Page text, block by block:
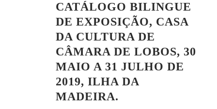
CATÁLOGO BILINGUE
DE EXPOSIÇÃO, CASA
DA CULTURA DE
CÂMARA DE LOBOS, 30
MAIO A 31 JULHO DE
2019, ILHA DA
MADEIRA.